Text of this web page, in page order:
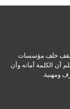
ونقف خلف مؤسسات
أن الكلمة أمانه وأن
ومهنية.